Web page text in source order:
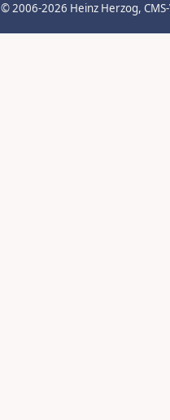
© 2006-2026 Heinz Herzog,